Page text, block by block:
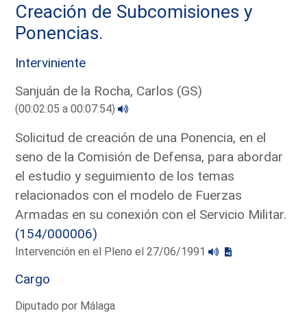
Creación de Subcomisiones y
Ponencias.
Interviniente
Sanjuán de la Rocha, Carlos (GS)
(00:02:05 a 00:07:54)
Solicitud de creación de una Ponencia, en el
seno de la Comisión de Defensa, para abordar
el estudio y seguimiento de los temas
relacionados con el modelo de Fuerzas
Armadas en su conexión con el Servicio Militar.
(154/000006)
Intervención en el Pleno el 27/06/1991
Cargo
Diputado por Málaga